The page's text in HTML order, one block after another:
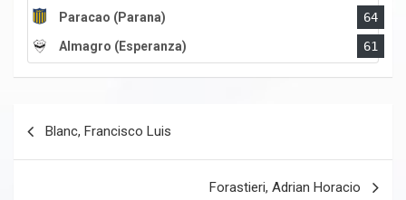
Paracao (Parana)
64
Almagro (Esperanza)
61
Blanc, Francisco Luis
Forastieri, Adrian Horacio